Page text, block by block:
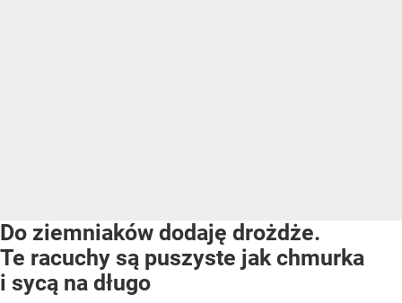
Do ziemniaków dodaję drożdże.
Te racuchy są puszyste jak chmurka
i sycą na długo